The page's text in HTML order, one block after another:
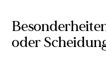
oder